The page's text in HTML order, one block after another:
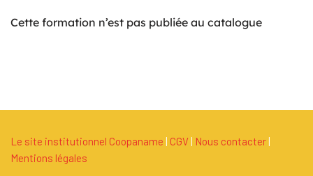
Cette formation n’est pas publiée au catalogue
Le site institutionnel Coopaname CGV Nous contacter
Mentions légales